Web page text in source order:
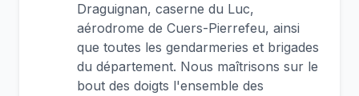
Draguignan, caserne du Luc,
aérodrome de Cuers-Pierrefeu, ainsi
que toutes les gendarmeries et brigades
du département. Nous maîtrisons sur le
bout des doigts l'ensemble des